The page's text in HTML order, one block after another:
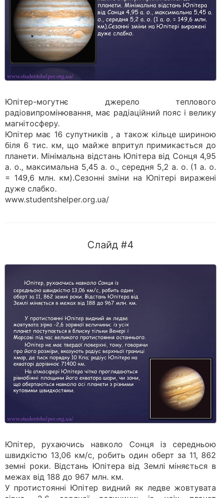
Юпітер-могутнє джерело теплового
радіовипромінювання, має радіаційний пояс і велику
магнітосферу.
Юпітер має 16 супутників , а також кільце шириною
біля 6 тис. км, що майже впритул примикається до
планети. Мінімальна відстань Юпітера від Сонця 4,95
а. о., максимальна 5,45 а. о., середня 5,2 а. о. (1 а. о.
= 149,6 млн. км).Сезонні зміни на Юпітері виражені
дуже слабко.
www.studentshelper.org.ua/
Слайд #4
Юпітер, рухаючись навколо Сонця із середньою
швидкістю 13,06 км/с, робить один оберт за 11, 862
земні роки. Відстань Юпітера від Землі міняється в
межах від 188 до 967 млн. км.
У протистоянні Юпітер видний як ледве жовтувата